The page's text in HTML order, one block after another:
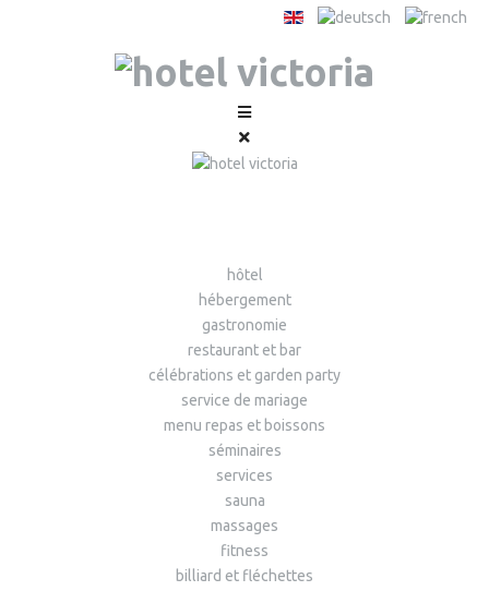
hôtel
hébergement
gastronomie
restaurant et bar
célébrations et garden party
service de mariage
menu repas et boissons
séminaires
services
sauna
massages
fitness
billiard et fléchettes